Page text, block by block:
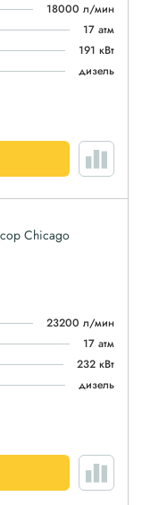
18000 л/мин
17 атм
191 кВт
дизель
Chicago
23200 л/мин
17 атм
232 кВт
дизель